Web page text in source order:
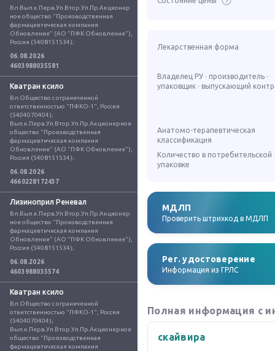
Вл.Вып.к.Перв.Уп.Втор.Уп.Пр.Акционер
ное общество "Производственная
фармацевтическая компания
Обновление" (АО "ПФК Обновление"),
Россия (5408151534);
06.08.2026
4603988035581
Кватран ксило
Вл.Общество с ограниченной
ответственностью "ПФКО-1", Россия
(5404070404);
Вып.к.Перв.Уп.Втор.Уп.Пр.Акционерное
общество "Производственная
фармацевтическая компания
Обновление" (АО "ПФК Обновление"),
Россия (5408151534);
06.08.2026
4660228172437
Лизиноприл Реневал
Вл.Вып.к.Перв.Уп.Втор.Уп.Пр.Акционер
ное общество "Производственная
фармацевтическая компания
Обновление" (АО "ПФК Обновление"),
Россия (5408151534);
06.08.2026
4603988035574
Кватран ксило
Вл.Общество с ограниченной
ответственностью "ПФКО-1", Россия
(5404070404);
Вып.к.Перв.Уп.Втор.Уп.Пр.Акционерное
общество "Производственная
фармацевтическая компания
Лекарственная форма
Владелец РУ · производитель ·
упаковщик · выпускающий
Анатомо-терапевтическая
классификация
Количество в потребительской
упаковке
МДЛП
Проверить штрихкод в МДЛП
Рег. удостоверение
Информация из ГРЛС
Полная информация с
скайвира